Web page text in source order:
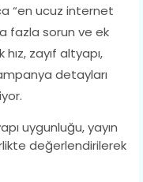
“en ucuz internet
fazla sorun ve ek
zayıf altyapı,
detayları
uygunluğu, yayın
değerlendirilerek